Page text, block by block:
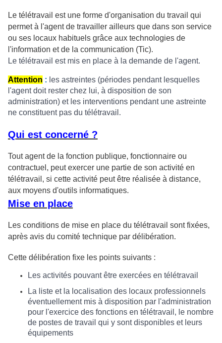
Le télétravail est une forme d'organisation du travail qui
permet à l'agent de travailler ailleurs que dans son service
ou ses locaux habituels grâce aux technologies de
l'information et de la communication (Tic).
Le télétravail est mis en place à la demande de l'agent.
Attention : les astreintes (périodes pendant lesquelles
l'agent doit rester chez lui, à disposition de son
administration) et les interventions pendant une astreinte
ne constituent pas du télétravail.
Qui est concerné ?
Tout agent de la fonction publique, fonctionnaire ou
contractuel, peut exercer une partie de son activité en
télétravail, si cette activité peut être réalisée à distance,
aux moyens d'outils informatiques.
Mise en place
Les conditions de mise en place du télétravail sont fixées,
après avis du comité technique par délibération.
Cette délibération fixe les points suivants :
Les activités pouvant être exercées en télétravail
La liste et la localisation des locaux professionnels
éventuellement mis à disposition par l'administration
pour l'exercice des fonctions en télétravail, le nombre
de postes de travail qui y sont disponibles et leurs
équipements